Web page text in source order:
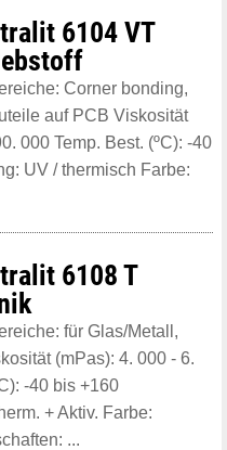
6104 VT
Corner bonding,
auf PCB Viskosität
000 Temp. Best. (ºC): -40
UV / thermisch Farbe:
6108 T
für Glas/Metall,
(mPas): 4. 000 - 6.
-40 bis +160
+ Aktiv. Farbe:
...